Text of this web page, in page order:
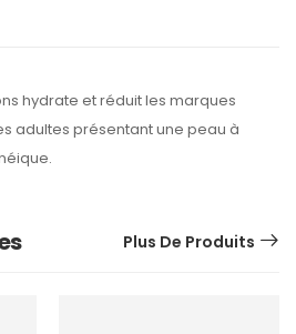
hydrate et réduit les marques
adultes présentant une peau à
Plus De Produits